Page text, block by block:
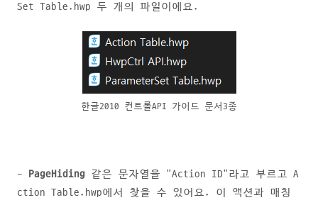
Set Table.hwp 두 개의 파일이에요.
한글2010 컨트롤API 가이드 문서3종
- PageHiding 같은 문자열을 "Action ID"라고 부르고 A
ction Table.hwp에서 찾을 수 있어요. 이 액션과 매칭